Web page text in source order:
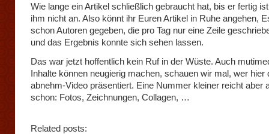
Wie lange ein Artikel schließlich gebraucht hat, bis er fertig
ihm nicht an. Also könnt ihr Euren Artikel in Ruhe angehen,
schon Autoren gegeben, die pro Tag nur eine Zeile
und das Ergebnis konnte sich sehen lassen.
Das war jetzt hoffentlich kein Ruf in der Wüste. Auch
Inhalte können neugierig machen, schauen wir mal, wer hier
abnehm-Video präsentiert. Eine Nummer kleiner reicht aber
schon: Fotos, Zeichnungen, Collagen, …
Related posts: